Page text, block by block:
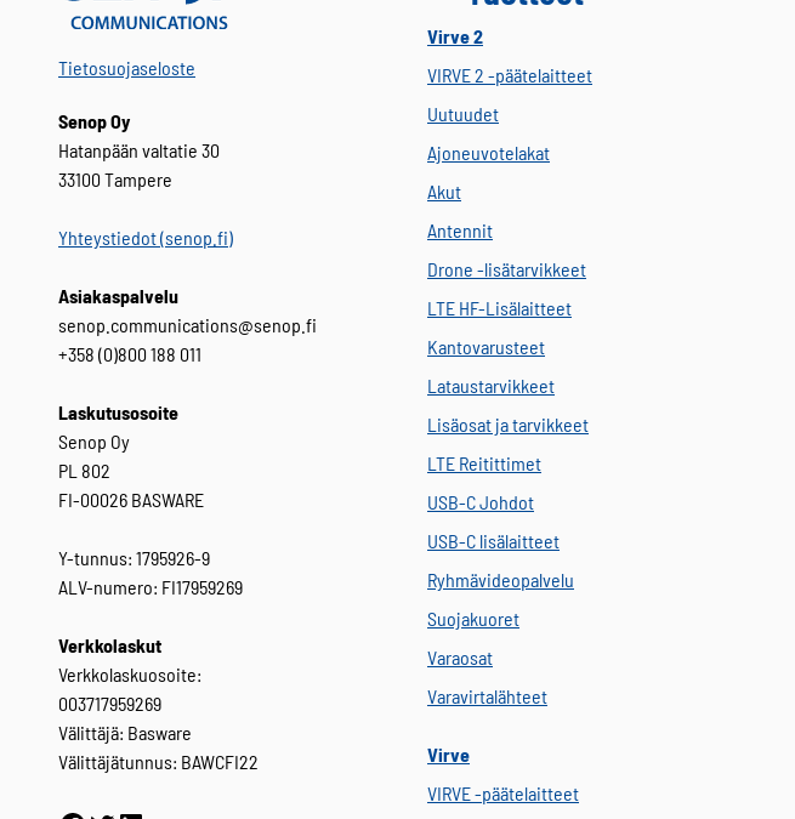
Tietosuojaseloste
Senop Oy
Hatanpään valtatie 30
33100 Tampere
Yhteystiedot (senop.fi)
Asiakaspalvelu
senop.communications@senop.fi
+358 (0)800 188 011
Laskutusosoite
Senop Oy
PL 802
FI-00026 BASWARE
Y-tunnus: 1795926-9
ALV-numero: FI17959269
Verkkolaskut
Verkkolaskuosoite:
003717959269
Välittäjä: Basware
Välittäjätunnus: BAWCFI22
Virve 2
VIRVE 2 -päätelaitteet
Uutuudet
Ajoneuvotelakat
Akut
Antennit
Drone -lisätarvikkeet
LTE HF-Lisälaitteet
Kantovarusteet
Lataustarvikkeet
Lisäosat ja tarvikkeet
LTE Reitittimet
USB-C Johdot
USB-C lisälaitteet
Ryhmävideopalvelu
Suojakuoret
Varaosat
Varavirtalähteet
Virve
VIRVE -päätelaitteet